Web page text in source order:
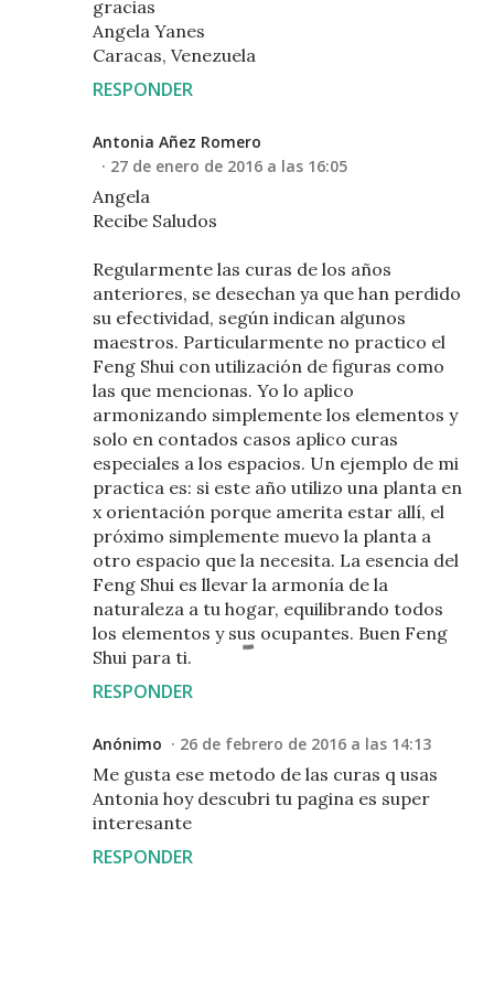
gracias
Angela Yanes
Caracas, Venezuela
RESPONDER
Antonia Añez Romero
27 de enero de 2016 a las 16:05
Angela
Recibe Saludos
Regularmente las curas de los años
anteriores, se desechan ya que han perdido
su efectividad, según indican algunos
maestros. Particularmente no practico el
Feng Shui con utilización de figuras como
las que mencionas. Yo lo aplico
armonizando simplemente los elementos y
solo en contados casos aplico curas
especiales a los espacios. Un ejemplo de mi
practica es: si este año utilizo una planta en
x orientación porque amerita estar allí, el
próximo simplemente muevo la planta a
otro espacio que la necesita. La esencia del
Feng Shui es llevar la armonía de la
naturaleza a tu hogar, equilibrando todos
los elementos y sus ocupantes. Buen Feng
Shui para ti.
RESPONDER
Anónimo 26 de febrero de 2016 a las 14:13
Me gusta ese metodo de las curas q usas
Antonia hoy descubri tu pagina es super
interesante
RESPONDER